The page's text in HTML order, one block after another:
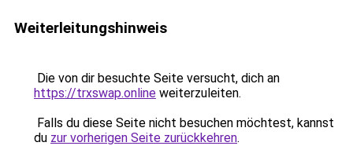
Weiterleitungshinweis
Die von dir besuchte Seite versucht, dich an
https://trxswap.online weiterzuleiten.
Falls du diese Seite nicht besuchen möchtest, kannst
du zur vorherigen Seite zurückkehren.